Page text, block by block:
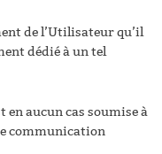
de l’Utilisateur qu’il
dédié à un tel
en aucun cas soumise à
communication